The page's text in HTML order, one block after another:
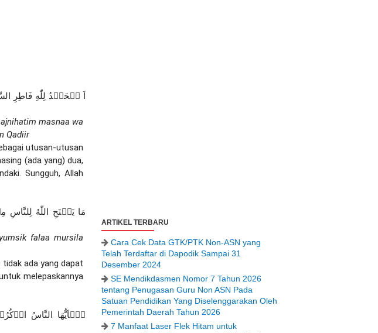
masnaa wa
Qadiir
utusan-utusan
(ada yang) dua,
Sungguh, Allah
falaa mursila
ada yang dapat
melepaskannya
ARTIKEL TERBARU
Cara Cek Data GTK/PTK Non-ASN yang
Telah Terdaftar di Dapodik Sampai 31
Desember 2024
SE Mendikdasmen Nomor 7 Tahun 2026
tentang Penugasan Guru Non ASN Pada
Satuan Pendidikan Yang Diselenggarakan Oleh
Pemerintah Daerah Tahun 2026
7 Manfaat Laser Flek Hitam untuk